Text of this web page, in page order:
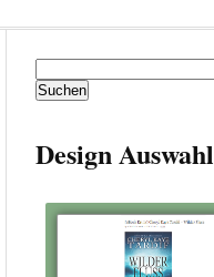
nach:
Design Auswahl